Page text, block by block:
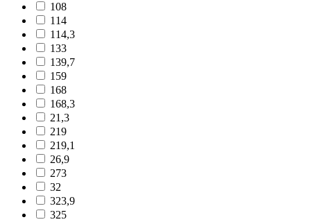
108
114
114,3
133
139,7
159
168
168,3
21,3
219
219,1
26,9
273
32
323,9
325